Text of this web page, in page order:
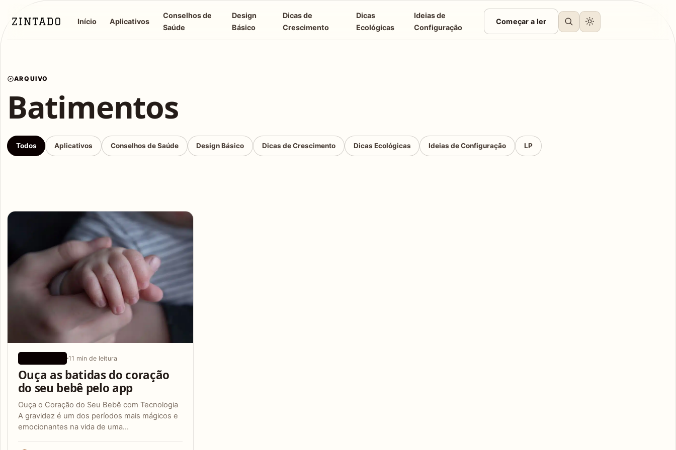
Início Aplicativos
Conselhos de
Saúde
Design
Básico
Dicas de
Crescimento
Dicas
Ecológicas
Ideias de
Configuração
Começar a ler
ARQUIVO
Batimentos
Todos Aplicativos Conselhos de Saúde Design Básico Dicas de Crescimento Dicas Ecológicas Ideias de Configuração LP
Articles
11 min de leitura
Ouça as batidas do coração
do seu bebê pelo app
Ouça o Coração do Seu Bebê com Tecnologia
A gravidez é um dos períodos mais mágicos e
emocionantes na vida de uma…